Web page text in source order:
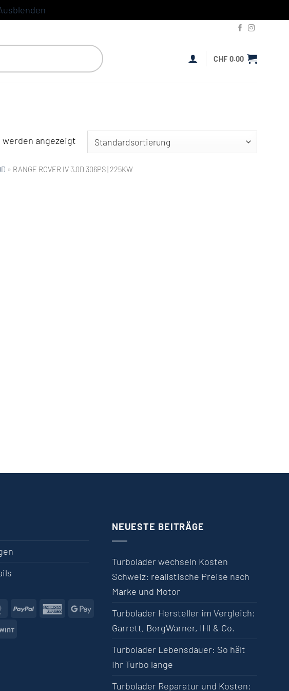
CHF 0.00
angezeigt
» RANGE ROVER IV 3.0D 306PS | 225KW
MasterCard
PayPalAmerican Express
Google Pay
Twint
NEUESTE BEITRÄGE
Turbolader wechseln Kosten
Schweiz: realistische Preise nach
Marke und Motor
Turbolader Hersteller im Vergleich:
Garrett, BorgWarner, IHI & Co.
Turbolader Lebensdauer: So hält
Ihr Turbo lange
Turbolader Reparatur und Kosten: